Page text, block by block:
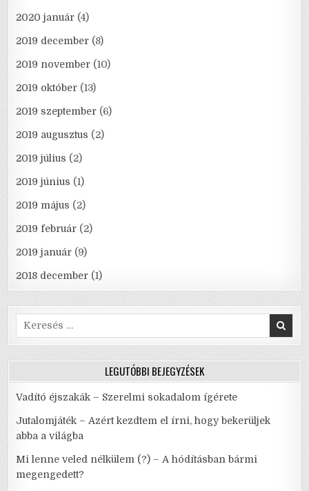
2020 január (4)
2019 december (8)
2019 november (10)
2019 október (13)
2019 szeptember (6)
2019 augusztus (2)
2019 július (2)
2019 június (1)
2019 május (2)
2019 február (2)
2019 január (9)
2018 december (1)
Search
for:
LEGUTÓBBI BEJEGYZÉSEK
Vadító éjszakák – Szerelmi sokadalom ígérete
Jutalomjáték – Azért kezdtem el írni, hogy bekerüljek
abba a világba
Mi lenne veled nélkülem (?) – A hódításban bármi
megengedett?